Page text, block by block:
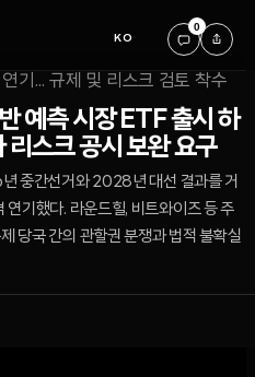
KO
0
예측 시장 ETF 출시 하
리스크 공시 보완 요구
중간선거와 2028년 대선 결과를 거
기했다. 라운드힐, 비트와이즈 등 주
당국 간의 관할권 분쟁과 법적 불확실